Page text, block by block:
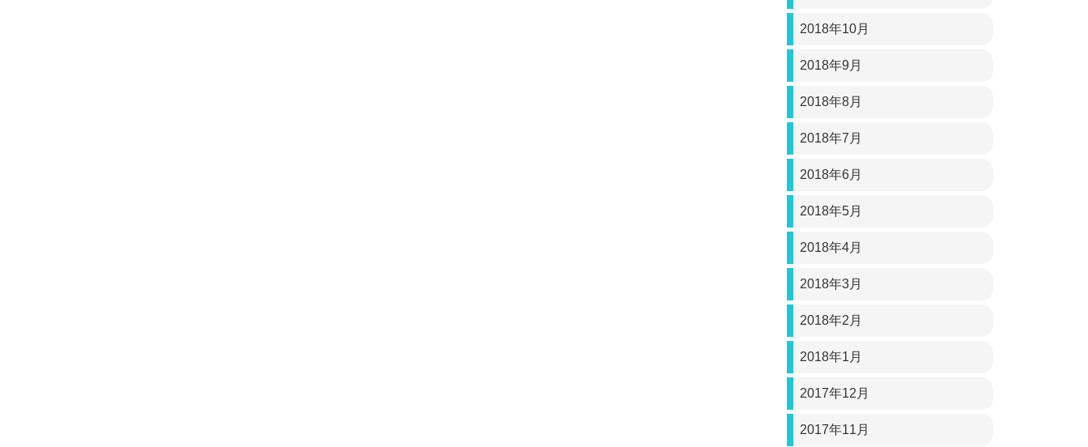
2018年10月
2018年9月
2018年8月
2018年7月
2018年6月
2018年5月
2018年4月
2018年3月
2018年2月
2018年1月
2017年12月
2017年11月